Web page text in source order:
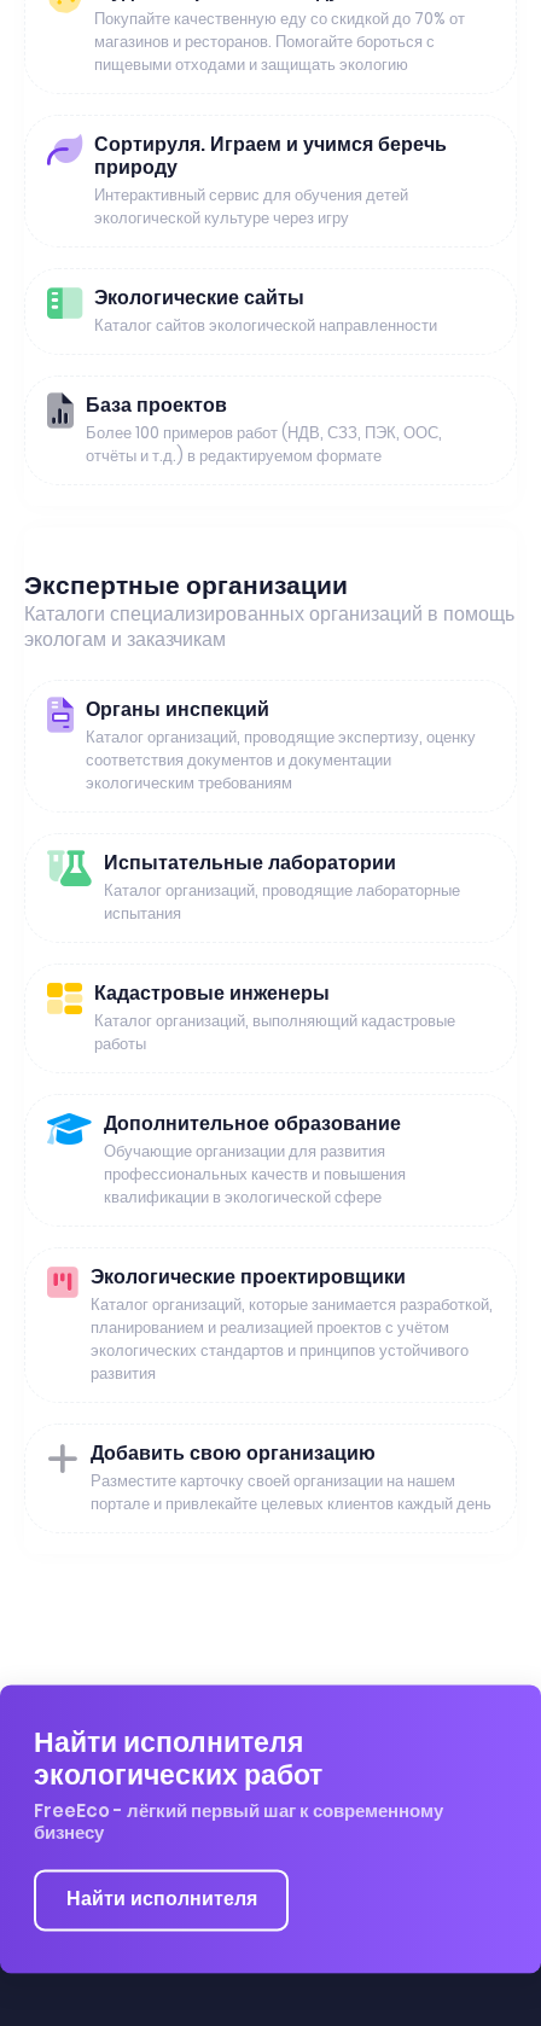
Покупайте качественную еду со скидкой до 70% от
магазинов и ресторанов. Помогайте бороться с
пищевыми отходами и защищать экологию
Сортируля. Играем и учимся беречь
природу
Интерактивный сервис для обучения детей
экологической культуре через игру
Экологические сайты
Каталог сайтов экологической направленности
База проектов
Более 100 примеров работ (НДВ, СЗЗ, ПЭК, ООС,
отчёты и т.д.) в редактируемом формате
Экспертные организации
Каталоги специализированных организаций в помощь
экологам и заказчикам
Органы инспекций
Каталог организаций, проводящие экспертизу, оценку
соответствия документов и документации
экологическим требованиям
Испытательные лаборатории
Каталог организаций, проводящие лабораторные
испытания
Кадастровые инженеры
Каталог организаций, выполняющий кадастровые
работы
Дополнительное образование
Обучающие организации для развития
профессиональных качеств и повышения
квалификации в экологической сфере
Экологические проектировщики
Каталог организаций, которые занимается разработкой,
планированием и реализацией проектов с учётом
экологических стандартов и принципов устойчивого
развития
Добавить свою организацию
Разместите карточку своей организации на нашем
портале и привлекайте целевых клиентов каждый день
Найти исполнителя
экологических работ
FreeEco - лёгкий первый шаг к современному
бизнесу
Найти исполнителя